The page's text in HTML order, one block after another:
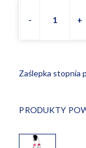
Zaślepka stopnia
PRODUKTY